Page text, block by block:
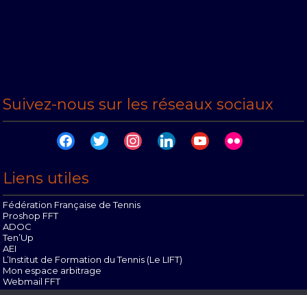
Suivez-nous sur les réseaux sociaux
facebooktwitter instagramlinkedinyoutubeflickr
Liens utiles
Fédération Française de Tennis
Proshop FFT
ADOC
Ten’Up
AEI
L’Institut de Formation du Tennis (Le LIFT)
Mon espace arbitrage
Webmail FFT